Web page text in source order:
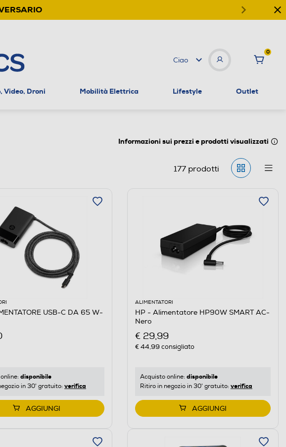
Ciao
0
Video, Droni Mobilità Elettrica Lifestyle Outlet
Informazioni sui prezzi e prodotti visualizzati
177prodotti
USB-C DA 65 W-
disponibile
in 30' gratuito: verifica
AGGIUNGI
ALIMENTATORI
HP - Alimentatore HP90W SMART AC-
Nero
€ 29,99
€ 44,99 consigliato
Acquisto online: disponibile
Ritiro in negozio in 30' gratuito: verifica
AGGIUNGI